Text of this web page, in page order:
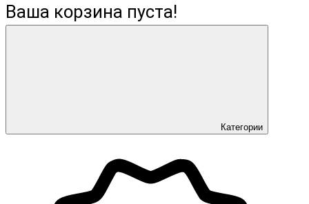
Ваша корзина пуста!
Категории